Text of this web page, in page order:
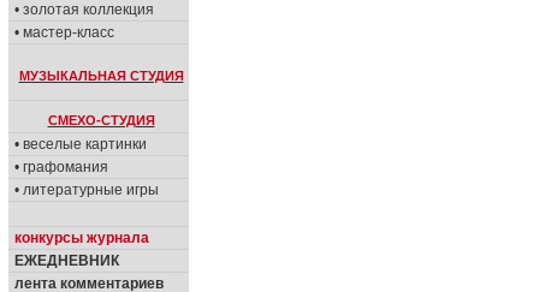
• золотая коллекция
• мастер-класс
МУЗЫКАЛЬНАЯ СТУДИЯ
СМЕХО-СТУДИЯ
• веселые картинки
• графомания
• литературные игры
конкурсы журнала
ЕЖЕДНЕВНИК
лента комментариев